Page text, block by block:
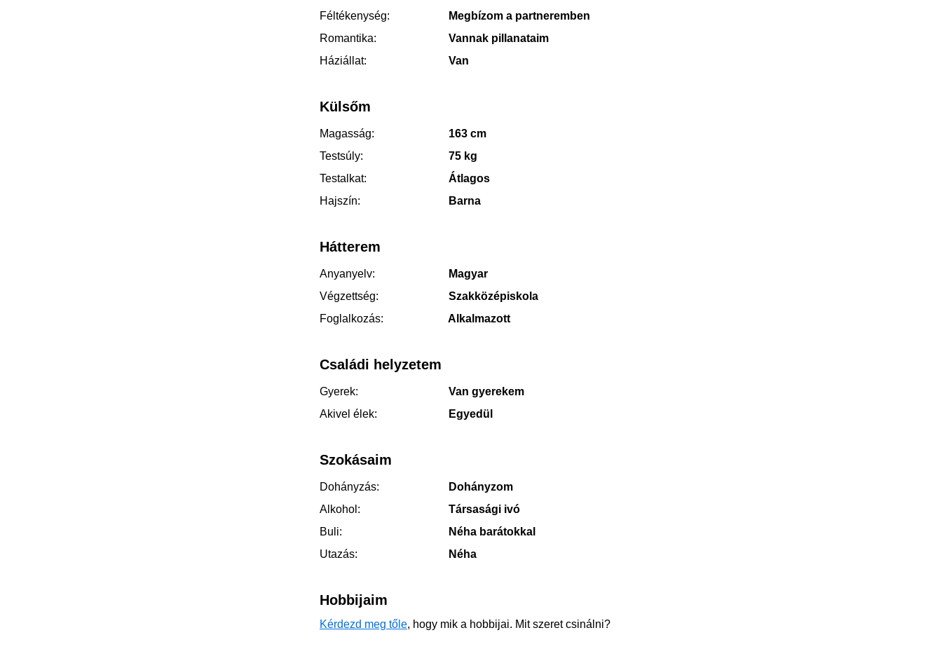
Féltékenység:
Megbízom a partneremben
Romantika:
Vannak pillanataim
Háziállat:
Van
Külsőm
Magasság:
163 cm
Testsúly:
75 kg
Testalkat:
Átlagos
Hajszín:
Barna
Hátterem
Anyanyelv:
Magyar
Végzettség:
Szakközépiskola
Foglalkozás:
Alkalmazott
Családi helyzetem
Gyerek:
Van gyerekem
Akivel élek:
Egyedül
Szokásaim
Dohányzás:
Dohányzom
Alkohol:
Társasági ivó
Buli:
Néha barátokkal
Utazás:
Néha
Hobbijaim
Kérdezd meg tőle, hogy mik a hobbijai. Mit szeret csinálni?